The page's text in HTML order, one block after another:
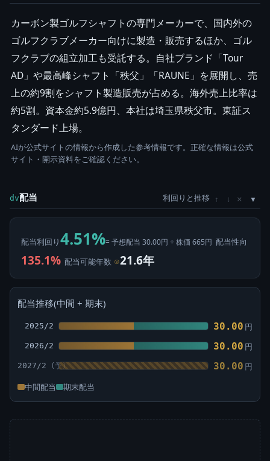
カーボン製ゴルフシャフトの専門メーカーで、国内外の
ゴルフクラブメーカー向けに製造・販売するほか、ゴル
フクラブの組立加工も受託する。自社ブランド「Tour
AD」や最高峰シャフト「秩父」「RAUNE」を展開し、売
上の約9割をシャフト製造販売が占める。海外売上比率は
約5割。資本金約5.9億円、本社は埼玉県秩父市。東証ス
タンダード上場。
AIが公式サイトの情報から作成した参考情報です。正確な情報は公式
サイト・開示資料をご確認ください。
dv配当 利回りと推移 ↑ ↓ ×
配当利回り4.51%= 予想配当 30.00円 ÷ 株価 665円 配当性向
135.1% 配当可能年数 ⊙21.6年
配当推移(中間 + 期末)
2025/2 30.00 円
2026/2 30.00 円
2027/2 30.00 円
中間配当 期末配当